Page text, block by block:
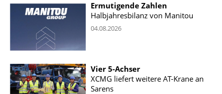
Ermutigende Zahlen
Halbjahresbilanz von Manitou
04.08.2026
Vier 5-Achser
XCMG liefert weitere AT-Krane an
Sarens